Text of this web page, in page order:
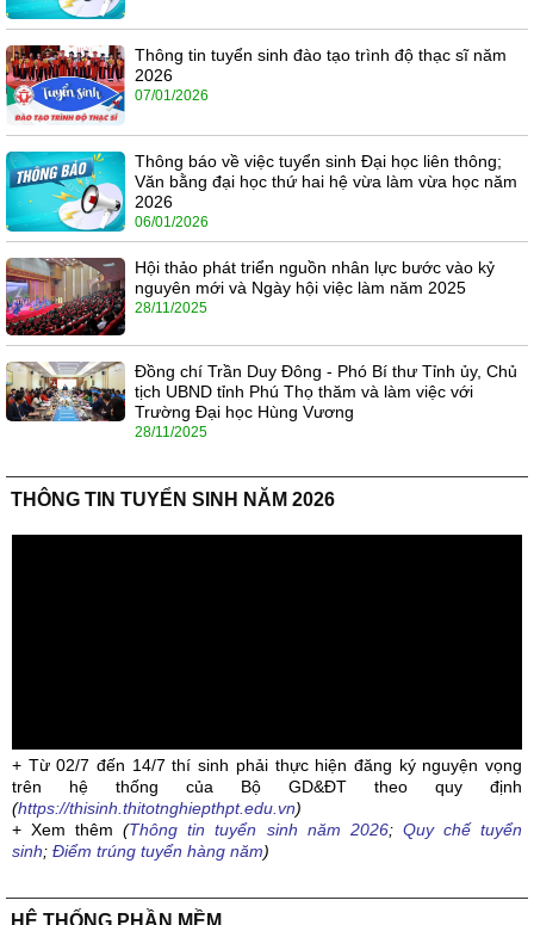
Thông tin tuyển sinh đào tạo trình độ thạc sĩ năm
2026
07/01/2026
Thông báo về việc tuyển sinh Đại học liên thông;
Văn bằng đại học thứ hai hệ vừa làm vừa học năm
2026
06/01/2026
Hội thảo phát triển nguồn nhân lực bước vào kỷ
nguyên mới và Ngày hội việc làm năm 2025
28/11/2025
Đồng chí Trần Duy Đông - Phó Bí thư Tỉnh ủy, Chủ
tịch UBND tỉnh Phú Thọ thăm và làm việc với
Trường Đại học Hùng Vương
28/11/2025
THÔNG TIN TUYỂN SINH NĂM 2026
+ Từ 02/7 đến 14/7 thí sinh phải thực hiện đăng ký nguyện vọng
trên hệ thống của Bộ GD&ĐT theo quy định
(https://thisinh.thitotnghiepthpt.edu.vn)
+ Xem thêm(Thông tin tuyển sinh năm 2026; Quy chế tuyển
sinh; Điểm trúng tuyển hàng năm)
HỆ THỐNG PHẦN MỀM